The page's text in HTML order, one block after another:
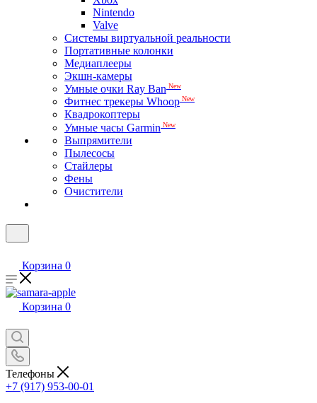
Nintendo
Valve
Системы виртуальной реальности
Портативные колонки
Медиаплееры
Экшн-камеры
Умные очки Ray Ban New
Фитнес трекеры Whoop New
Квадрокоптеры
Умные часы Garmin New
Выпрямители
Пылесосы
Стайлеры
Фены
Очистители
Корзина 0
Корзина 0
Телефоны
+7 (917) 953-00-01